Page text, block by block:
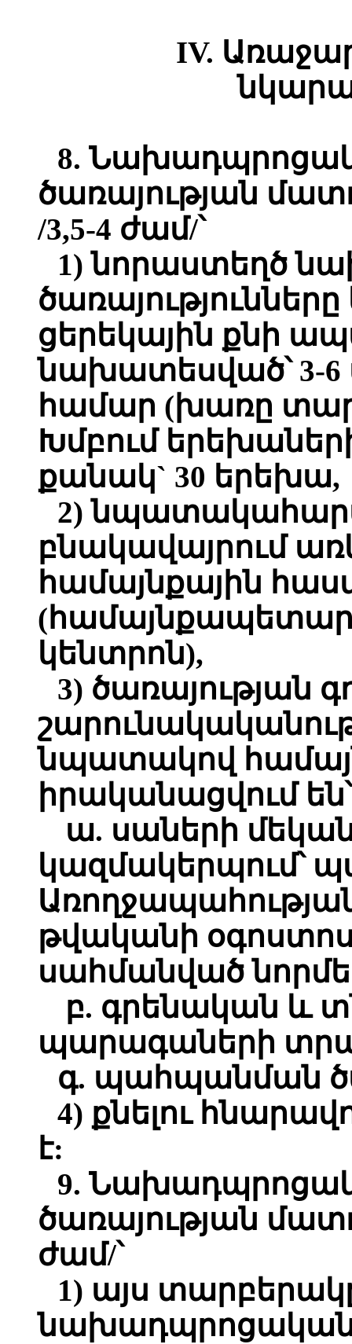
IV.
8.
ծառայության
/3,5-4 ժամ/՝
1) նորաստեղծ
ցերեկային քնի
նախատեսված՝ 3-
համար (խառը
Խմբում
քանակ` 30 երեխա,
2)
բնակավայրում
համայնքային
կենտրոն),
3) ծառայության
նպատակով
իրականացվում են՝
ա. սաների
կազմակերպում՝
թվականի
սահմանված
բ. գրենական և
պարագաների
գ. պահպանման
4) քնելու
է:
9.
ծառայության
ժամ/՝
1) այս
նախադպրոցական